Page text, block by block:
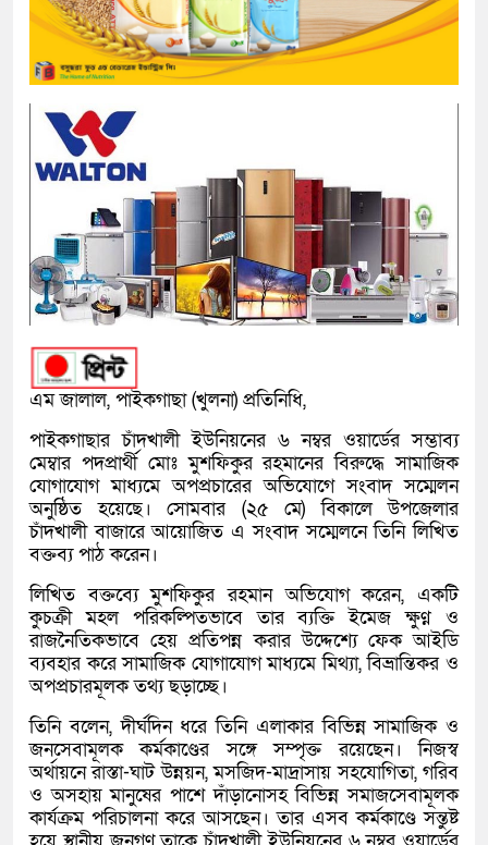
এম জালাল, পাইকগাছা (খুলনা) প্রতিনিধি,
পাইকগাছার চাঁদখালী ইউনিয়নের ৬ নম্বর ওয়ার্ডের সম্ভাব্য
মেম্বার পদপ্রার্থী মোঃ মুশফিকুর রহমানের বিরুদ্ধে সামাজিক
যোগাযোগ মাধ্যমে অপপ্রচারের অভিযোগে সংবাদ সম্মেলন
অনুষ্ঠিত হয়েছে। সোমবার (২৫ মে) বিকালে উপজেলার
চাঁদখালী বাজারে আয়োজিত এ সংবাদ সম্মেলনে তিনি লিখিত
বক্তব্য পাঠ করেন।
লিখিত বক্তব্যে মুশফিকুর রহমান অভিযোগ করেন, একটি
কুচক্রী মহল পরিকল্পিতভাবে তার ব্যক্তি ইমেজ ক্ষুণ্ন ও
রাজনৈতিকভাবে হেয় প্রতিপন্ন করার উদ্দেশ্যে ফেক আইডি
ব্যবহার করে সামাজিক যোগাযোগ মাধ্যমে মিথ্যা, বিভ্রান্তিকর ও
অপপ্রচারমূলক তথ্য ছড়াচ্ছে।
তিনি বলেন, দীর্ঘদিন ধরে তিনি এলাকার বিভিন্ন সামাজিক ও
জনসেবামূলক কর্মকাণ্ডের সঙ্গে সম্পৃক্ত রয়েছেন। নিজস্ব
অর্থায়নে রাস্তা-ঘাট উন্নয়ন, মসজিদ-মাদ্রাসায় সহযোগিতা, গরিব
ও অসহায় মানুষের পাশে দাঁড়ানোসহ বিভিন্ন সমাজসেবামূলক
কার্যক্রম পরিচালনা করে আসছেন। তার এসব কর্মকাণ্ডে সন্তুষ্ট